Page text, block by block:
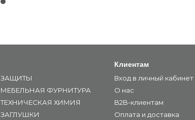
ЗАЩИТЫ
МЕБЕЛЬНАЯ ФУРНИТУРА
ТЕХНИЧЕСКАЯ ХИМИЯ
ЗАГЛУШКИ
Клиентам
Вход в личный кабинет
О нас
B2B-клиентам
Оплата и доставка